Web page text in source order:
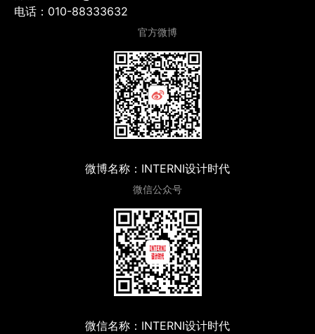
电话：010-88333632
官方微博
微博名称：INTERNI设计时代
微信公众号
微信名称：INTERNI设计时代